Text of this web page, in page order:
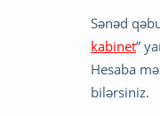
Sənəd
kabinet”
Hesaba
bilərsiniz.